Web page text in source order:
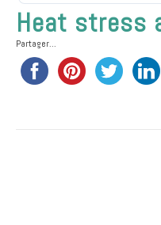
Heat stress
Partager...